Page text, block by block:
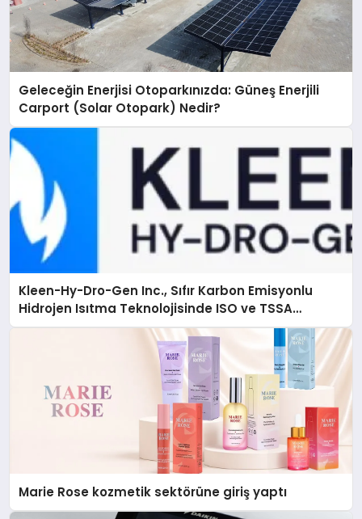
Geleceğin Enerjisi Otoparkınızda: Güneş Enerjili
Carport (Solar Otopark) Nedir?
Kleen-Hy-Dro-Gen Inc., Sıfır Karbon Emisyonlu
Hidrojen Isıtma Teknolojisinde ISO ve TSSA
Düzenleyici Onaylarını Aldı
Marie Rose kozmetik sektörüne giriş yaptı